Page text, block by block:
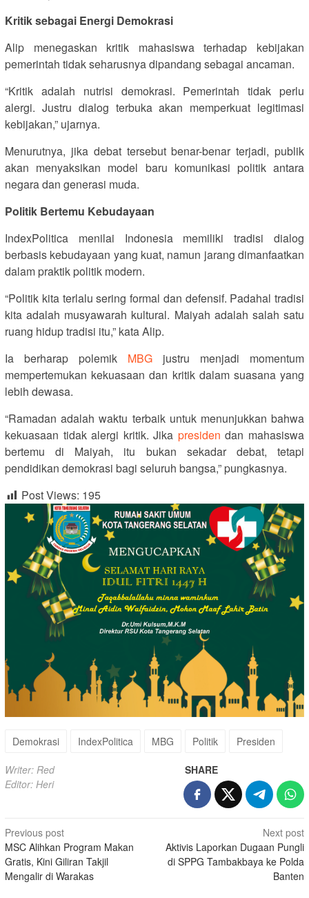
Kritik sebagai Energi Demokrasi
Alip menegaskan kritik mahasiswa terhadap kebijakan
pemerintah tidak seharusnya dipandang sebagai ancaman.
“Kritik adalah nutrisi demokrasi. Pemerintah tidak perlu
alergi. Justru dialog terbuka akan memperkuat legitimasi
kebijakan,” ujarnya.
Menurutnya, jika debat tersebut benar-benar terjadi, publik
akan menyaksikan model baru komunikasi politik antara
negara dan generasi muda.
Politik Bertemu Kebudayaan
IndexPolitica menilai Indonesia memiliki tradisi dialog
berbasis kebudayaan yang kuat, namun jarang dimanfaatkan
dalam praktik politik modern.
“Politik kita terlalu sering formal dan defensif. Padahal tradisi
kita adalah musyawarah kultural. Maiyah adalah salah satu
ruang hidup tradisi itu,” kata Alip.
Ia berharap polemik MBG justru menjadi momentum
mempertemukan kekuasaan dan kritik dalam suasana yang
lebih dewasa.
“Ramadan adalah waktu terbaik untuk menunjukkan bahwa
kekuasaan tidak alergi kritik. Jika presiden dan mahasiswa
bertemu di Maiyah, itu bukan sekadar debat, tetapi
pendidikan demokrasi bagi seluruh bangsa,” pungkasnya.
Post Views: 195
Demokrasi IndexPolitica MBG Politik Presiden
Writer: Red
Editor: Heri
SHARE
Post
navigation
Previous post
MSC Alihkan Program Makan
Gratis, Kini Giliran Takjil
Mengalir di Warakas
Next post
Aktivis Laporkan Dugaan Pungli
di SPPG Tambakbaya ke Polda
Banten